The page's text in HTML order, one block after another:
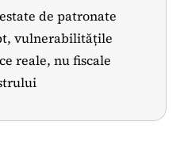
de patronate
vulnerabilitățile
reale, nu fiscale